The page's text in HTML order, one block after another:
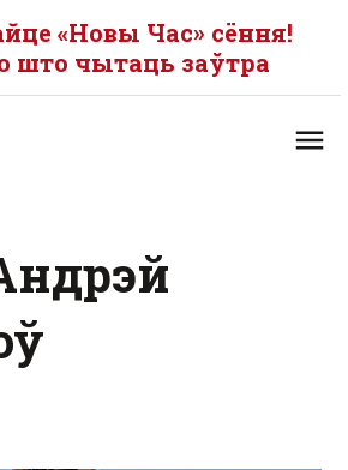
«Новы Час» сёння!
што чытаць заўтра